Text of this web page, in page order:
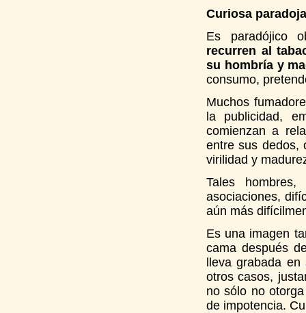
Curiosa paradoja
Es paradójico
recurren al
su hombría y
consumo,
Muchos
la publicidad,
comienzan a
entre sus dedos,
virilidad y
Tales
asociaciones,
aún más
Es una imagen
cama después
lleva grabada
otros casos,
no sólo no
de impotencia.